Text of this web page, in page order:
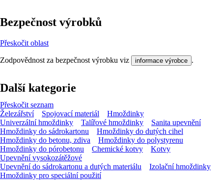
Bezpečnost výrobků
Přeskočit oblast
Zodpovědnost za bezpečnost výrobku viz informace výrobce .
Další kategorie
Přeskočit seznam
Železářství
Spojovací materiál
Hmoždinky
Univerzální hmoždinky
Talířové hmoždinky
Sanita upevnění
Hmoždinky do sádrokartonu
Hmoždinky do dutých cihel
Hmoždinky do betonu, zdiva
Hmoždinky do polystyrenu
Hmoždinky do pórobetonu
Chemické kotvy
Kotvy
Upevnění vysokozátěžové
Upevnění do sádrokartonu a dutých materiálu
Izolační hmoždinky
Hmoždinky pro speciální použití